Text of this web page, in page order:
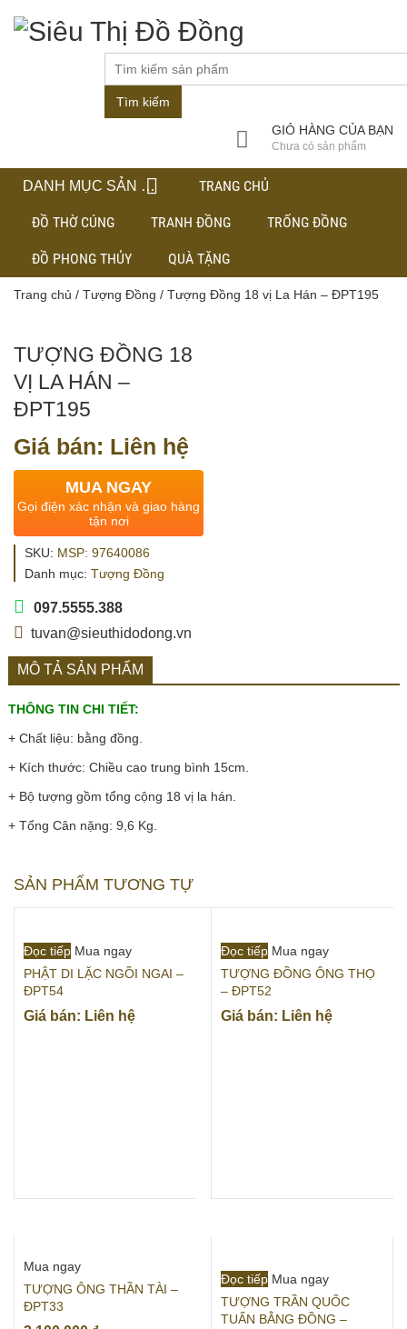
Tìm kiếm
GIỎ HÀNG CỦA BẠN
Chưa có sản phẩm
DANH MỤC SẢN PHẨM TRANG CHỦ
ĐỒ THỜ CÚNG TRANH ĐỒNG TRỐNG ĐỒNG
ĐỒ PHONG THỦY QUÀ TẶNG
Trang chủ / Tượng Đồng / Tượng Đồng 18 vị La Hán – ĐPT195
TƯỢNG ĐỒNG 18
VỊ LA HÁN –
ĐPT195
Giá bán: Liên hệ
MUA NGAY
Gọi điện xác nhận và giao hàng
tận nơi
SKU: MSP: 97640086
Danh mục: Tượng Đồng
097.5555.388
tuvan@sieuthidodong.vn
MÔ TẢ SẢN PHẨM
THÔNG TIN CHI TIẾT:
+ Chất liệu: bằng đồng.
+ Kích thước: Chiều cao trung bình 15cm.
+ Bộ tượng gồm tổng cộng 18 vị la hán.
+ Tổng Cân nặng: 9,6 Kg.
SẢN PHẨM TƯƠNG TỰ
Đọc tiếp Mua ngay
PHẬT DI LẶC NGỒI NGAI –
ĐPT54
Giá bán: Liên hệ
Đọc tiếp Mua ngay
TƯỢNG ĐỒNG ÔNG THỌ
– ĐPT52
Giá bán: Liên hệ
Mua ngay
TƯỢNG ÔNG THẦN TÀI –
ĐPT33
Đọc tiếp Mua ngay
TƯỢNG TRẦN QUỐC
TUẤN BẰNG ĐỒNG –